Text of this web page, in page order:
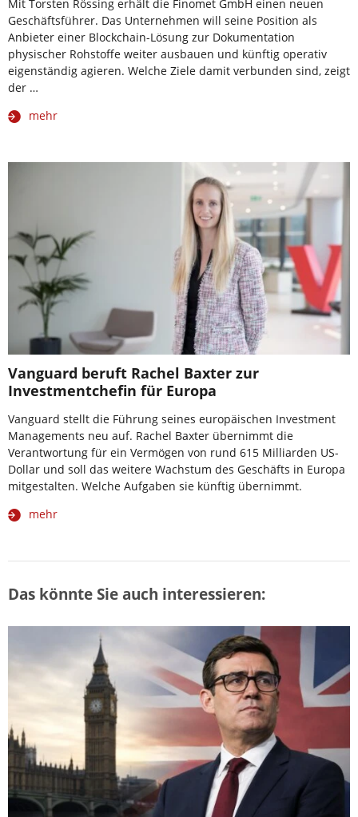
Mit Torsten Rössing erhält die Finomet GmbH einen neuen
Geschäftsführer. Das Unternehmen will seine Position als
Anbieter einer Blockchain-Lösung zur Dokumentation
physischer Rohstoffe weiter ausbauen und künftig operativ
eigenständig agieren. Welche Ziele damit verbunden sind, zeigt
der …
mehr
Vanguard beruft Rachel Baxter zur
Investmentchefin für Europa
Vanguard stellt die Führung seines europäischen Investment
Managements neu auf. Rachel Baxter übernimmt die
Verantwortung für ein Vermögen von rund 615 Milliarden US-
Dollar und soll das weitere Wachstum des Geschäfts in Europa
mitgestalten. Welche Aufgaben sie künftig übernimmt.
mehr
Das könnte Sie auch interessieren: